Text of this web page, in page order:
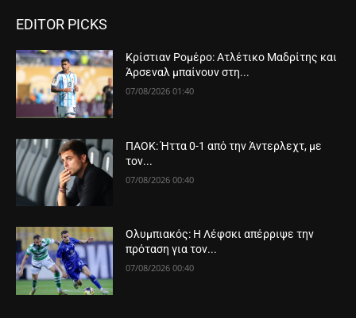
EDITOR PICKS
Κρίστιαν Ρομέρο: Ατλέτικο Μαδρίτης και
Άρσεναλ μπαίνουν στη...
07/08/2026 01:40
ΠΑΟΚ: Ήττα 0-1 από την Άντερλεχτ, με
τον...
07/08/2026 00:40
Ολυμπιακός: Η Λέφσκι απέρριψε την
πρόταση για τον...
07/08/2026 00:40